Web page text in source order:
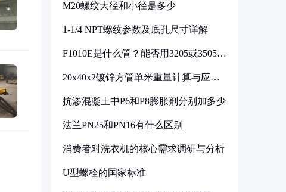
M20螺纹大径和小径是多少
1-1/4 NPT螺纹参数及底孔尺寸详解
F1010E是什么管？能否用3205或3505代
20x40x2镀锌方管单米重量计算与应用
抗渗混凝土中P6和P8膨胀剂分别加多少
法兰PN25和PN16有什么区别
消费者对洗衣机的核心需求调研与分析
U型螺栓的国家标准